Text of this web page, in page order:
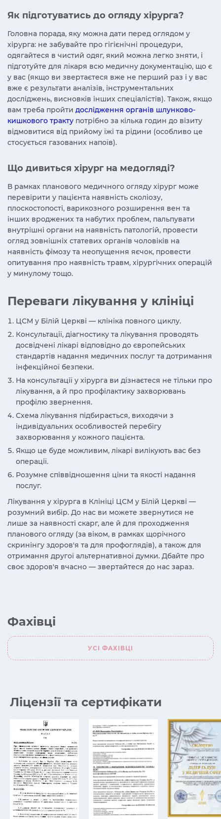
Як підготуватись до огляду хірурга?
Головна порада, яку можна дати перед оглядом у
хірурга: не забувайте про гігієнічні процедури,
одягайтеся в чистий одяг, який можна легко зняти, і
підготуйте для лікаря всю медичну документацію, що є
у вас (якщо ви звертаєтеся вже не перший раз і у вас
вже є результати аналізів, інструментальних
досліджень, висновків інших спеціалістів). Також, якщо
вам треба пройти дослідження органів шлунково-
кишкового тракту потрібно за кілька годин до візиту
відмовитися від прийому їжі та рідини (особливо це
стосується газованих напоїв).
Що дивиться хірург на медогляді?
В рамках планового медичного огляду хірург може
перевірити у пацієнта наявність сколіозу,
плоскостопості, варикозного розширення вен та
інших вроджених та набутих проблем, пальпувати
внутрішні органи на наявність патологій, провести
огляд зовнішніх статевих органів чоловіків на
наявність фімозу та неопущення яєчок, провести
опитування про наявність травм, хірургічних операцій
у минулому тощо.
Переваги лікування у клініці
ЦСМ у Білій Церкві — клініка повного циклу.
Консультації, діагностику та лікування проводять
досвідчені лікарі відповідно до європейських
стандартів надання медичних послуг та дотримання
інфекційної безпеки.
На консультації у хірурга ви дізнаєтеся не тільки про
лікування, а й про профілактику захворювань
профілю звернення.
Схема лікування підбирається, виходячи з
індивідуальних особливостей перебігу
захворювання у кожного пацієнта.
Якщо це буде можливим, лікарі вилікують вас без
операції.
Розумне співвідношення ціни та якості надання
послуг.
Лікування у хірурга в Клініці ЦСМ у Білій Церкві —
розумний вибір. До нас ви можете звернутися не
лише за наявності скарг, але й для проходження
планового огляду (за віком, в рамках щорічного
скринінгу здоров'я та для профоглядів), а також для
отримання другої альтернативної думки. Дбайте про
своє здоров'я вчасно — звертайтеся до нас зараз.
Фахівці
УСІ ФАХІВЦІ
Ліцензії та сертифікати